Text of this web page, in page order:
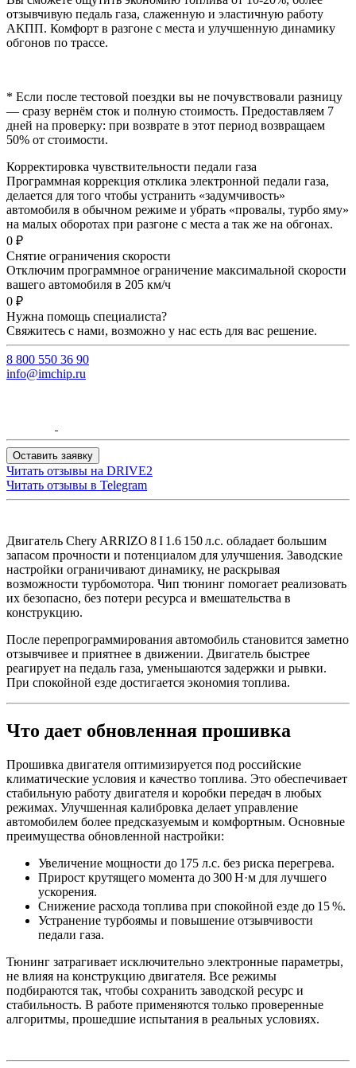
отзывчивую педаль газа, слаженную и эластичную работу
АКПП. Комфорт в разгоне с места и улучшенную динамику
обгонов по трассе.
* Если после тестовой поездки вы не почувствовали разницу
— сразу вернём сток и полную стоимость. Предоставляем 7
дней на проверку: при возврате в этот период возвращаем
50% от стоимости.
Корректировка чувствительности педали газа
Программная коррекция отклика электронной педали газа,
делается для того чтобы устранить «задумчивость»
автомобиля в обычном режиме и убрать «провалы, турбо яму»
на малых оборотах при разгоне с места а так же на обгонах.
0 ₽
Снятие ограничения скорости
Отключим программное ограничение максимальной скорости
вашего автомобиля в 205 км/ч
0 ₽
Нужна помощь специалиста?
Свяжитесь с нами, возможно у нас есть для вас решение.
8 800 550 36 90
info@imchip.ru
Оставить заявку
Читать отзывы на DRIVE2
Читать отзывы в Telegram
Двигатель Chery ARRIZO 8 I 1.6 150 л.с. обладает большим
запасом прочности и потенциалом для улучшения. Заводские
настройки ограничивают динамику, не раскрывая
возможности турбомотора. Чип тюнинг помогает реализовать
их безопасно, без потери ресурса и вмешательства в
конструкцию.
После перепрограммирования автомобиль становится заметно
отзывчивее и приятнее в движении. Двигатель быстрее
реагирует на педаль газа, уменьшаются задержки и рывки.
При спокойной езде достигается экономия топлива.
Что дает обновленная прошивка
Прошивка двигателя оптимизируется под российские
климатические условия и качество топлива. Это обеспечивает
стабильную работу двигателя и коробки передач в любых
режимах. Улучшенная калибровка делает управление
автомобилем более предсказуемым и комфортным. Основные
преимущества обновленной настройки:
Увеличение мощности до 175 л.с. без риска перегрева.
Прирост крутящего момента до 300 Н·м для лучшего
ускорения.
Снижение расхода топлива при спокойной езде до 15 %.
Устранение турбоямы и повышение отзывчивости
педали газа.
Тюнинг затрагивает исключительно электронные параметры,
не влияя на конструкцию двигателя. Все режимы
подбираются так, чтобы сохранить заводской ресурс и
стабильность. В работе применяются только проверенные
алгоритмы, прошедшие испытания в реальных условиях.